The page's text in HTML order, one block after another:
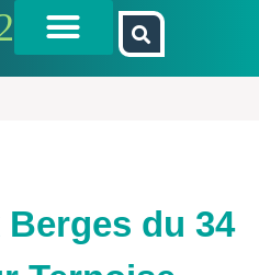
du 34